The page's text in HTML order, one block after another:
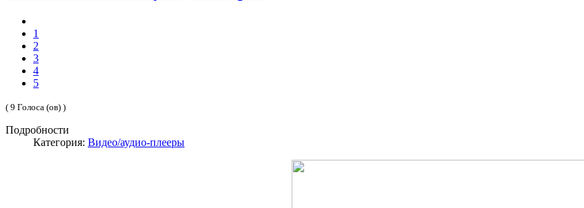
1
2
3
4
5
( 9 Голоса (ов) )
Подробности
Категория: Видео/аудио-плееры